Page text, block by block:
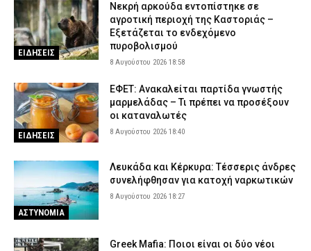
ΕΙΔΗΣΕΙΣ
Νεκρή αρκούδα εντοπίστηκε σε
αγροτική περιοχή της Καστοριάς –
Εξετάζεται το ενδεχόμενο
πυροβολισμού
8 Αυγούστου 2026 18:58
ΕΙΔΗΣΕΙΣ
ΕΦΕΤ: Ανακαλείται παρτίδα γνωστής
μαρμελάδας – Τι πρέπει να προσέξουν
οι καταναλωτές
8 Αυγούστου 2026 18:40
ΑΣΤΥΝΟΜΙΑ
Λευκάδα και Κέρκυρα: Τέσσερις άνδρες
συνελήφθησαν για κατοχή ναρκωτικών
8 Αυγούστου 2026 18:27
Greek Mafia: Ποιοι είναι οι δύο νέοι